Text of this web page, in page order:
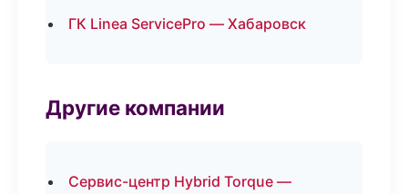
ГК Linea ServicePro — Хабаровск
Другие компании
Сервис-центр Hybrid Torque —